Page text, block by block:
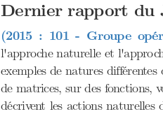
Dernier rapport du
(2015 : 101 - Groupe
l'approche naturelle et
exemples de natures
de matrices, sur des fonctions,
décrivent les actions naturelles